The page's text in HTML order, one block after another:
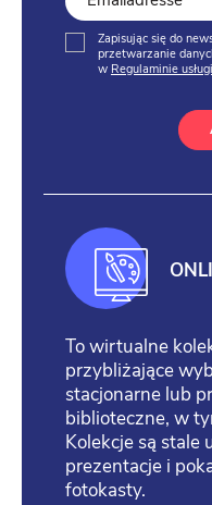
Zapisując się do
przetwarzanie
w Regulaminie
To wirtualne
przybliżające
stacjonarne lub
biblioteczne, w
Kolekcje są stale
prezentacje i
fotokasty.